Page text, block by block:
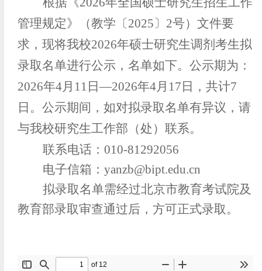
管理规定》（教学〔2025〕2号）文件要
求，现将我校2026年硕士研究生调剂考生拟
录取名单进行公示，名单如下。公示期为：
2026年4月11日—2026年4月17日，共计7
日。公示期间，如对拟录取名单有异议，请
与我校研究生工作部（处）联系。
联系电话：010-81292056
电子信箱：yanzb@bipt.edu.cn
拟录取名单需经过北京市教育考试院及
教育部录取审查通过后，方可正式录取。